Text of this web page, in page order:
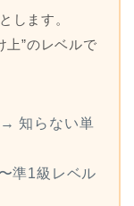
します。
上”のレベルで
→ 知らない単
準1級レベル